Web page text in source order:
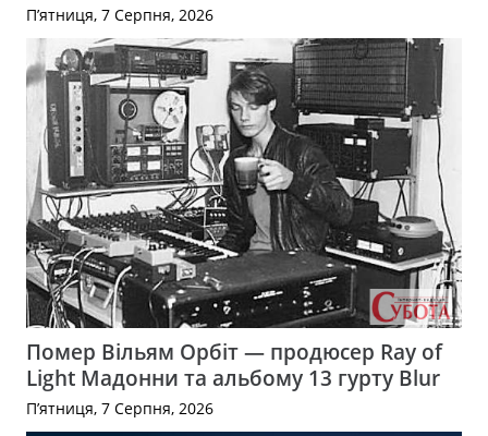
П’ятниця, 7 Серпня, 2026
Помер Вільям Орбіт — продюсер Ray of
Light Мадонни та альбому 13 гурту Blur
П’ятниця, 7 Серпня, 2026